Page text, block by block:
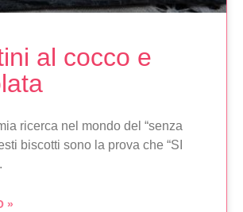
al cocco e
ricerca nel mondo del “senza
biscotti sono la prova che “SI
»